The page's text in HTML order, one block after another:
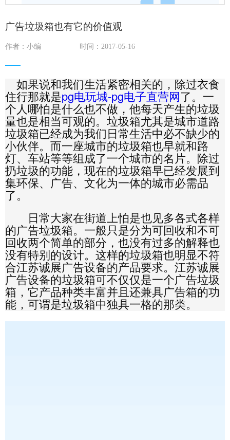
广告垃圾箱也有它的价值观
作者：小编 时间：2017-05-16
如果说和我们生活紧密相关的，除过衣食
住行那就是pg电玩城-pg电子直营网了。一
个人哪怕是什么也不做，他每天产生的垃圾
量也是相当可观的。垃圾箱尤其是城市道路
垃圾箱已经成为我们日常生活中必不缺少的
小伙伴。而一座城市的垃圾箱也早就和路
灯、车站等等组成了一个城市的名片。除过
扔垃圾的功能，现在的垃圾箱早已经发展到
集环保、广告、文化为一体的城市必需品
了。
日常大家在街道上怕是也见多各式各样
的广告垃圾箱。一般只是分为可回收和不可
回收两个简单的部分，也没有过多的解释也
没有特别的设计。这样的垃圾箱也明显不符
合江苏诚展广告设备的产品要求。江苏诚展
广告设备的垃圾箱可不仅仅是一个广告垃圾
箱，它产品种类丰富并且还兼具广告箱的功
能，可谓是垃圾箱中独具一格的那类。